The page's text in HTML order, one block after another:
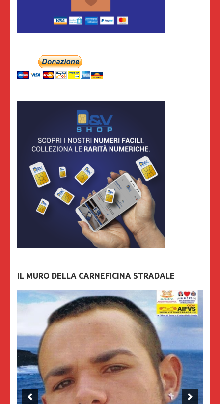
IL MURO DELLA CARNEFICINA STRADALE